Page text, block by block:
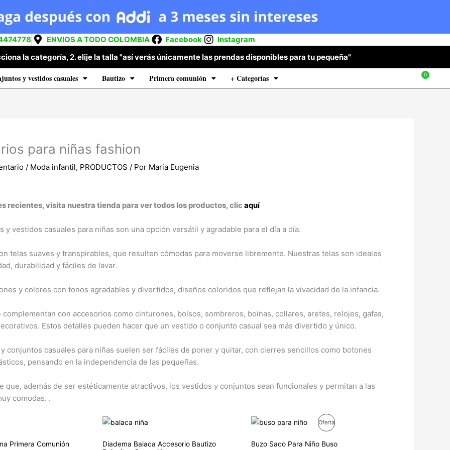
ENVIOS A TODO COLOMBIA Facebook
Instagram
la categoría, 2. elije la talla "así verás únicamente las prendas disponibles para tu pequeña"
y vestidos casuales Bautizo Primera comunión + Categorías
para niñas fashion
/ Moda infantil, PRODUCTOS / Por Maria Eugenia
recientes, visita nuestra tienda para ver todos los productos, clic aquí
y vestidos casuales para niñas son una opción versátil y agradable para el día a día.
telas suaves y transpirables, que resulten cómodas para moverse libremente. Nuestras telas son ideales
durabilidad y fáciles de lavar.
y colores con tonos agradables y divertidos, diseños coloridos que reflejan la vivacidad de la infancia.
complementan con accesorios como cinturones, bolsos, sombreros, boinas, collares, aretes, relojes, gafas,
Estos detalles pueden hacer que un vestido o conjunto casual sea más divertido y único.
conjuntos casuales para niñas suelen ser fáciles de poner y quitar, con cierres sencillos como botones
pensando en la independencia de las pequeñas.
que, además de ser estéticamente atractivos, los vestidos y conjuntos sean funcionales y permitan a las
comodas. .
Primera Comunión
Diadema Balaca Accesorio Bautizo
OfertaProducto
Buzo Saco Para Niño Buso
El
precio
era:
El
precio
es: